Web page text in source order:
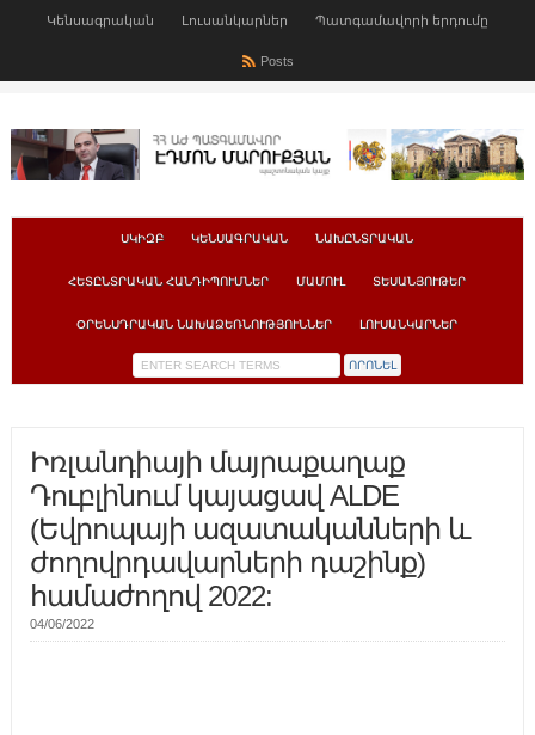
Կենսագրական Լուսանկարներ Պատգամավորի երդումը
Posts
ՍԿԻԶԲ ԿԵՆՍԱԳՐԱԿԱՆ ՆԱԽԸՆՏՐԱԿԱՆ
ՀԵՏԸՆՏՐԱԿԱՆ ՀԱՆԴԻՊՈՒՄՆԵՐ ՄԱՄՈՒԼ ՏԵՍԱՆՅՈՒԹԵՐ
ՕՐԵՆՍԴՐԱԿԱՆ ՆԱԽԱՁԵՌՆՈՒԹՅՈՒՆՆԵՐ ԼՈՒՍԱՆԿԱՐՆԵՐ
Իռլանդիայի մայրաքաղաք
Դուբլինում կայացավ ALDE
(Եվրոպայի ազատականների և
ժողովրդավարների դաշինք)
համաժողով 2022:
04/06/2022